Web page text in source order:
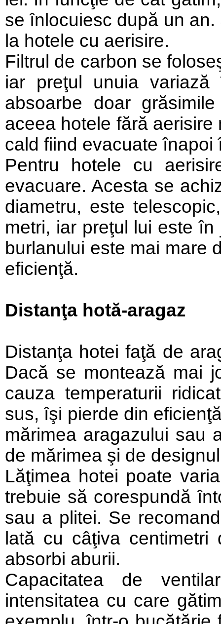
se înlocuiesc după un
la hotele cu aerisire.
Filtrul de carbon se
iar preţul unuia
absoarbe doar
aceea hotele fără
cald fiind evacuate înapoi
Pentru hotele cu
evacuare. Acesta se
diametru, este
metri, iar preţul lui este
burlanului este mai mare
eficienţă.
Distanţa hotă-aragaz
Distanţa hotei faţă de
Dacă se montează mai
cauza temperaturii
sus, îşi pierde din
mărimea aragazului sau
de mărimea şi de
Lăţimea hotei poate
trebuie să corespundă
sau a plitei. Se
lată cu câţiva
absorbi aburii.
Capacitatea de
intensitatea cu care